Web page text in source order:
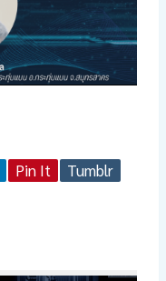
Pin It
Tumblr